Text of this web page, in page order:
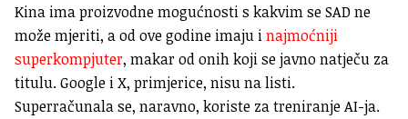
Kina ima proizvodne mogućnosti s kakvim se SAD ne
može mjeriti, a od ove godine imaju inajmoćniji
superkompjuter, makar od onih koji se javno natječu za
titulu. Google i X, primjerice, nisu na listi.
Superračunala se, naravno, koriste za treniranje AI-ja.